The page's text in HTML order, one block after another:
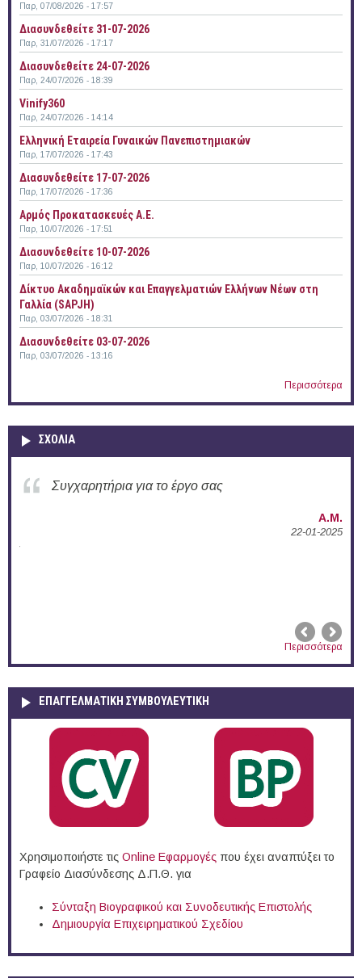
Παρ, 07/08/2026 - 17:57
Διασυνδεθείτε 31-07-2026
Παρ, 31/07/2026 - 17:17
Διασυνδεθείτε 24-07-2026
Παρ, 24/07/2026 - 18:39
Vinify360
Παρ, 24/07/2026 - 14:14
Ελληνική Εταιρεία Γυναικών Πανεπιστημιακών
Παρ, 17/07/2026 - 17:43
Διασυνδεθείτε 17-07-2026
Παρ, 17/07/2026 - 17:36
Αρμός Προκατασκευές Α.Ε.
Παρ, 10/07/2026 - 17:51
Διασυνδεθείτε 10-07-2026
Παρ, 10/07/2026 - 16:12
Δίκτυο Ακαδημαϊκών και Επαγγελματιών Ελλήνων Νέων στη
Γαλλία (SAPJH)
Παρ, 03/07/2026 - 18:31
Διασυνδεθείτε 03-07-2026
Παρ, 03/07/2026 - 13:16
Περισσότερα
ΣΧΟΛΙΑ
Συγχαρητήρια για την ενεργή δράση σας στο
Περισσότερα
ΕΠΑΓΓΕΛΜΑΤΙΚΉ ΣΥΜΒΟΥΛΕΥΤΙΚΉ
Χρησιμοποιήστε τις Online Eφαρμογές που έχει αναπτύξει το
Γραφείο Διασύνδεσης Δ.Π.Θ. για
Σύνταξη Βιογραφικού και Συνοδευτικής Επιστολής
Δημιουργία Επιχειρηματικού Σχεδίου